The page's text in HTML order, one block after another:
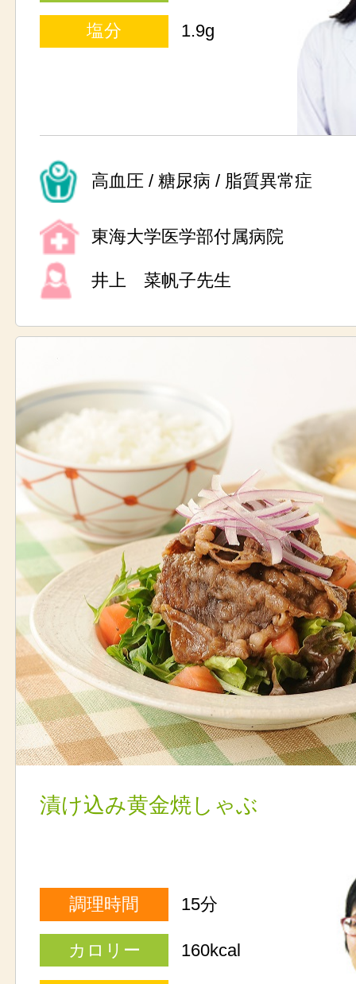
塩分 1.9g
高血圧 / 糖尿病 / 脂質異常症
東海大学医学部付属病院
井上 菜帆子先生
漬け込み黄金焼しゃぶ
調理時間 15分
カロリー 160kcal